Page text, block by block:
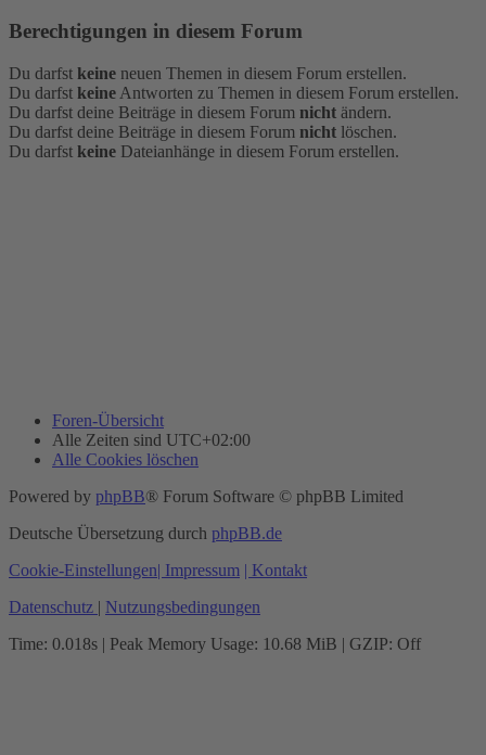
Berechtigungen in diesem Forum
Du darfst keine neuen Themen in diesem Forum erstellen.
Du darfst keine Antworten zu Themen in diesem Forum erstellen.
Du darfst deine Beiträge in diesem Forum nicht ändern.
Du darfst deine Beiträge in diesem Forum nicht löschen.
Du darfst keine Dateianhänge in diesem Forum erstellen.
Foren-Übersicht
Alle Zeiten sind UTC+02:00
Alle Cookies löschen
Powered by phpBB® Forum Software © phpBB Limited
Deutsche Übersetzung durch phpBB.de
Cookie-Einstellungen| Impressum | Kontakt
Datenschutz | Nutzungsbedingungen
Time: 0.018s | Peak Memory Usage: 10.68 MiB | GZIP: Off